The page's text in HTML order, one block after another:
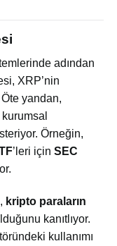
adından
XRP’nin
Öte yandan,
Örneğin,
’leri için SEC
kripto paraların
kanıtlıyor.
kullanımı